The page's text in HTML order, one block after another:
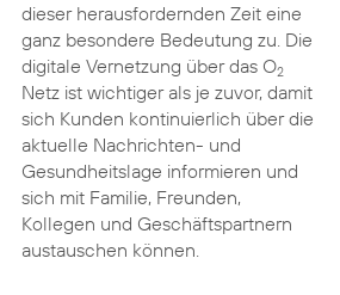
dieser herausfordernden Zeit eine
ganz besondere Bedeutung zu. Die
digitale Vernetzung über das O2
Netz ist wichtiger als je zuvor, damit
sich Kunden kontinuierlich über die
aktuelle Nachrichten- und
Gesundheitslage informieren und
sich mit Familie, Freunden,
Kollegen und Geschäftspartnern
austauschen können.